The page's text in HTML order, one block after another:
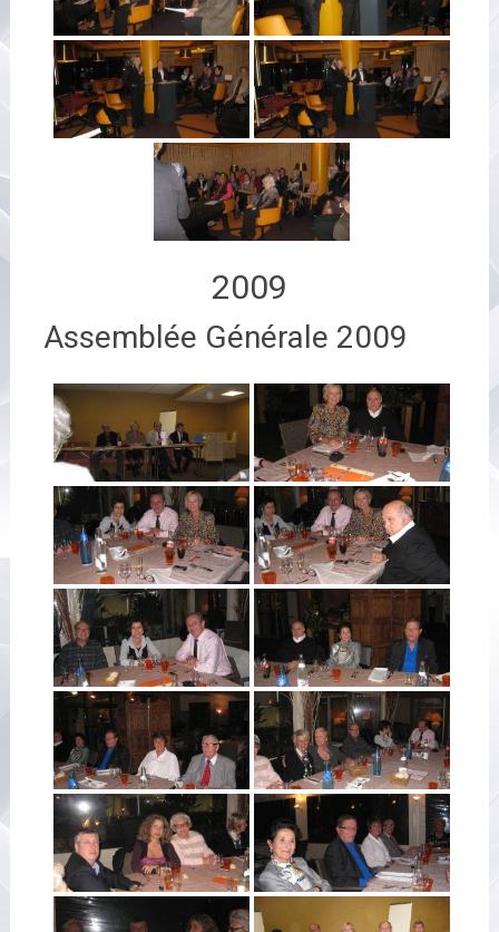
2009
Assemblée Générale 2009